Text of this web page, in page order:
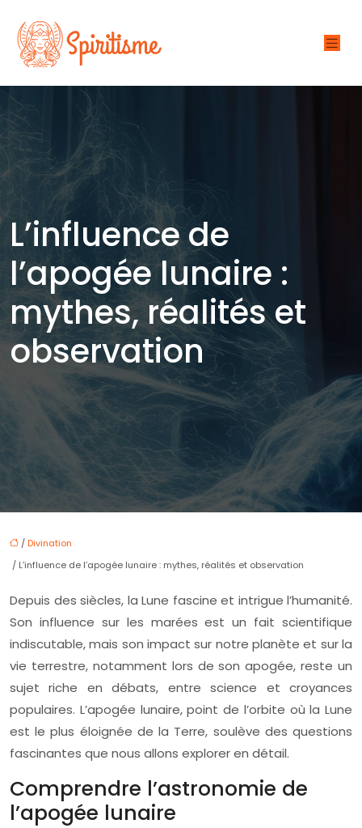
L’influence de
l’apogée lunaire :
mythes, réalités et
observation
/ Divination
/ L’influence de l’apogée lunaire : mythes, réalités et observation
Depuis des siècles, la Lune fascine et intrigue l’humanité.
Son influence sur les marées est un fait scientifique
indiscutable, mais son impact sur notre planète et sur la
vie terrestre, notamment lors de son apogée, reste un
sujet riche en débats, entre science et croyances
populaires. L’apogée lunaire, point de l’orbite où la Lune
est le plus éloignée de la Terre, soulève des questions
fascinantes que nous allons explorer en détail.
Comprendre l’astronomie de
l’apogée lunaire